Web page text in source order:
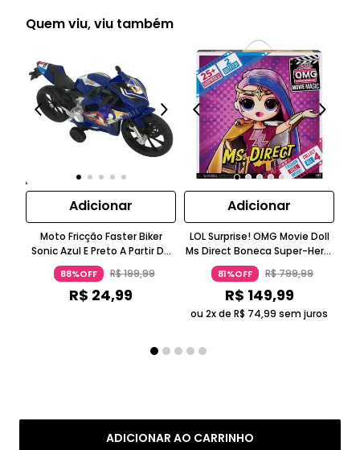
ADICIONAR AO CARRINHO
Quem viu, viu também
Adicionar
Moto Fricção Faster Biker
Sonic Azul E Preto A Partir De
Três Anos Candide
88%OFF R$199,99
R$ 24,99
Adicionar
LOL Surprise! OMG Movie Doll
Ms Direct Boneca Super-Herói
Rosa E Roxo 5-7 Anos Candide
81%OFF R$799,99
R$ 149,99
ou 2x de R$ 74,99 sem juros